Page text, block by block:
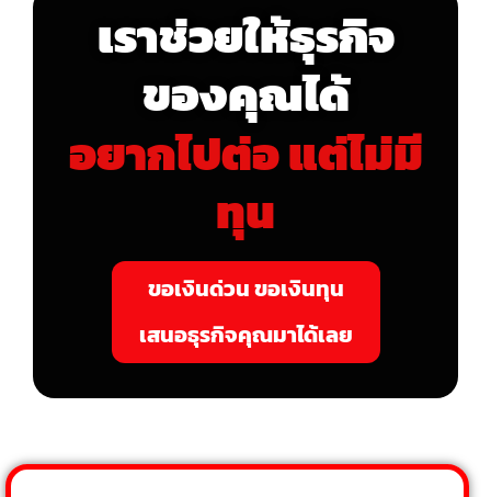
เราช่วยให้ธุรกิจ
ของคุณได้
อยากไปต่อ แต่ไม่มี
ทุน
ขอเงินด่วน ขอเงินทุน
เสนอธุรกิจคุณมาได้เลย